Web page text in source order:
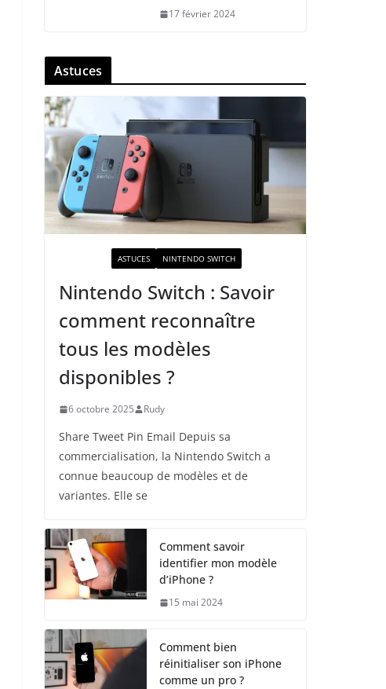
17 février 2024
Astuces
ASTUCES NINTENDO SWITCH
Nintendo Switch : Savoir
comment reconnaître
tous les modèles
disponibles ?
6 octobre 2025 Rudy
Share Tweet Pin Email Depuis sa
commercialisation, la Nintendo Switch a
connue beaucoup de modèles et de
variantes. Elle se
Comment savoir
identifier mon modèle
d’iPhone ?
15 mai 2024
Comment bien
réinitialiser son iPhone
comme un pro ?